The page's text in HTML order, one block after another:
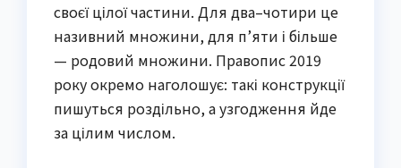
своєї цілої частини. Для два–чотири це
називний множини, для п’яти і більше
— родовий множини. Правопис 2019
року окремо наголошує: такі конструкції
пишуться роздільно, а узгодження йде
за цілим числом.